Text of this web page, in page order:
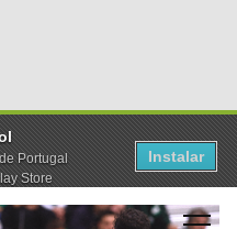
Portugal
Store
Instalar